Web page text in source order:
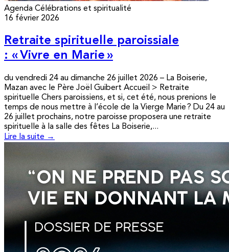
Agenda Célébrations et spiritualité
16 février 2026
Retraite spirituelle paroissiale
: « Vivre en Marie »
du vendredi 24 au dimanche 26 juillet 2026 – La Boiserie,
Mazan avec le Père Joël Guibert Accueil > Retraite
spirituelle Chers paroissiens, et si, cet été, nous prenions le
temps de nous mettre à l’école de la Vierge Marie ? Du 24 au
26 juillet prochains, notre paroisse proposera une retraite
spirituelle à la salle des fêtes La Boiserie,...
Lire la suite →